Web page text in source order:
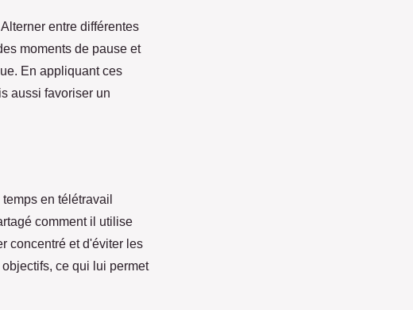
entre différentes
moments de pause et
En appliquant ces
aussi favoriser un
en télétravail
comment il utilise
concentré et d'éviter les
ce qui lui permet